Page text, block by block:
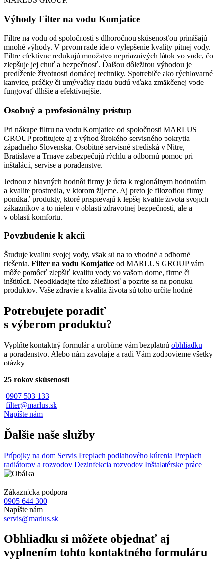
Výhody Filter na vodu Komjatice
Filtre na vodu od spoločnosti s dlhoročnou skúsenosťou prinášajú
mnohé výhody. V prvom rade ide o vylepšenie kvality pitnej vody.
Filtre efektívne redukujú množstvo nepriaznivých látok vo vode, čo
zlepšuje jej chuť a bezpečnosť. Ďalšou dôležitou výhodou je
predĺženie životnosti domácej techniky. Spotrebiče ako rýchlovarné
kanvice, práčky či umývačky riadu budú vďaka zmäkčenej vode
fungovať dlhšie a efektívnejšie.
Osobný a profesionálny prístup
Pri nákupe filtru na vodu Komjatice od spoločnosti MARLUS
GROUP profitujete aj z výhod širokého servisného pokrytia
západného Slovenska. Osobitné servisné strediská v Nitre,
Bratislave a Trnave zabezpečujú rýchlu a odbornú pomoc pri
inštalácii, servise a poradenstve.
Jednou z hlavných hodnôt firmy je úcta k regionálnym hodnotám
a kvalite prostredia, v ktorom žijeme. Aj preto je filozofiou firmy
ponúkať produkty, ktoré prispievajú k lepšej kvalite života svojich
zákazníkov a to nielen v oblasti zdravotnej bezpečnosti, ale aj
v oblasti komfortu.
Povzbudenie k akcii
Študuje kvalitu svojej vody, však sú na to vhodné a odborné
riešenia. Filter na vodu Komjatice od MARLUS GROUP vám
môže pomôcť zlepšiť kvalitu vody vo vašom dome, firme či
inštitúcii. Neodkladajte túto záležitosť a pozrite sa na ponuku
produktov. Vaše zdravie a kvalita života sú toho určite hodné.
Potrebujete poradiť
s výberom produktu?
Vyplňte kontaktný formulár a urobíme vám bezplatnú obhliadku
a poradenstvo. Alebo nám zavolajte a radi Vám zodpovieme všetky
otázky.
25 rokov skúseností
0907 503 133
filter@marlus.sk
Napíšte nám
Ďalšie naše služby
Prípojky na dom Servis Preplach podlahového kúrenia Preplach
radiátorov a rozvodov Dezinfekcia rozvodov Inštalatérske práce
Zákaznícka podpora
0905 644 300
Napíšte nám
servis@marlus.sk
Obhliadku si môžete objednať aj
vyplnením tohto kontaktného formuláru